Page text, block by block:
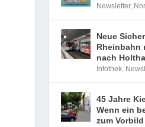
Newsletter,
Neue
Rheinbahn
nach
Infothek,
45 Jahre
Wenn ein
zum